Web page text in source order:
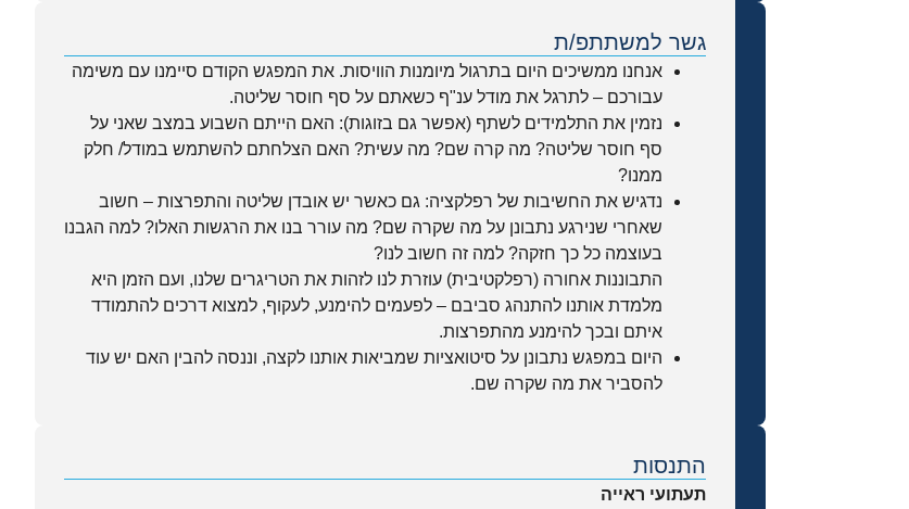
גשר למשתתפ/ת
אנחנו ממשיכים היום בתרגול מיומנות הוויסות. את המפגש הקודם סיימנו עם משימה
עבורכם – לתרגל את מודל ענ"ף כשאתם על סף חוסר שליטה.
נזמין את התלמידים לשתף (אפשר גם בזוגות): האם הייתם השבוע במצב שאני על
סף חוסר שליטה? מה קרה שם? מה עשית? האם הצלחתם להשתמש במודל/ חלק
ממנו?
נדגיש את החשיבות של רפלקציה: גם כאשר יש אובדן שליטה והתפרצות – חשוב
שאחרי שנירגע נתבונן על מה שקרה שם? מה עורר בנו את הרגשות האלו? למה הגבנו
בעוצמה כל כך חזקה? למה זה חשוב לנו?
התבוננות אחורה (רפלקטיבית) עוזרת לנו לזהות את הטריגרים שלנו, ועם הזמן היא
מלמדת אותנו להתנהג סביבם – לפעמים להימנע, לעקוף, למצוא דרכים להתמודד
איתם ובכך להימנע מהתפרצות.
היום במפגש נתבונן על סיטואציות שמביאות אותנו לקצה, וננסה להבין האם יש עוד
להסביר את מה שקרה שם.
התנסות
תעתועי ראייה